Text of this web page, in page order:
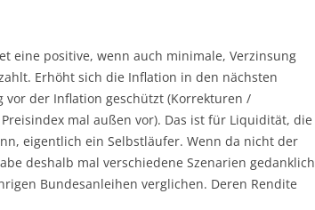
eine positive, wenn auch minimale, Verzinsung
Erhöht sich die Inflation in den nächsten
vor der Inflation geschützt (Korrekturen /
mal außen vor). Das ist für Liquidität, die
eigentlich ein Selbstläufer. Wenn da nicht der
deshalb mal verschiedene Szenarien gedanklich
Bundesanleihen verglichen. Deren Rendite